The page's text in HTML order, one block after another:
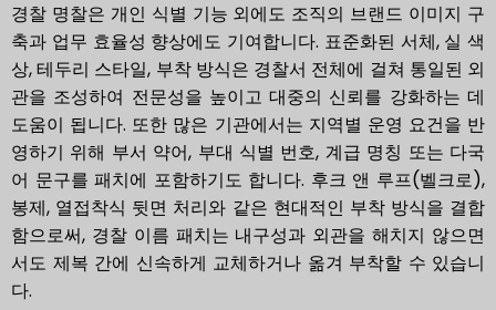
경찰 명찰은 개인 식별 기능 외에도 조직의 브랜드 이미지 구
축과 업무 효율성 향상에도 기여합니다. 표준화된 서체, 실 색
상, 테두리 스타일, 부착 방식은 경찰서 전체에 걸쳐 통일된 외
관을 조성하여 전문성을 높이고 대중의 신뢰를 강화하는 데
도움이 됩니다. 또한 많은 기관에서는 지역별 운영 요건을 반
영하기 위해 부서 약어, 부대 식별 번호, 계급 명칭 또는 다국
어 문구를 패치에 포함하기도 합니다. 후크 앤 루프(벨크로),
봉제, 열접착식 뒷면 처리와 같은 현대적인 부착 방식을 결합
함으로써, 경찰 이름 패치는 내구성과 외관을 해치지 않으면
서도 제복 간에 신속하게 교체하거나 옮겨 부착할 수 있습니
다.